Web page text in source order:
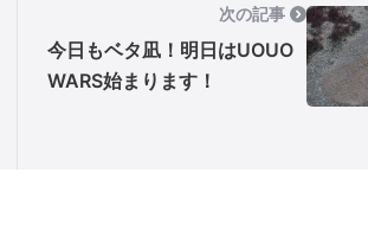
次の記事
今日もベタ凪！明日はUOUO
WARS始まります！